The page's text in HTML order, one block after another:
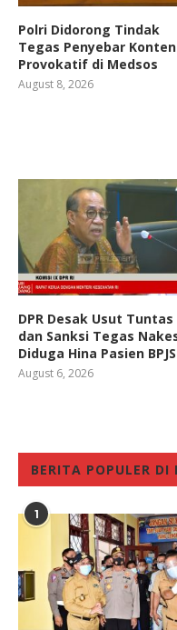
Polri Didorong Tindak
Tegas Penyebar Konten
Provokatif di Medsos
August 8, 2026
DPR Desak Usut Tuntas
dan Sanksi Tegas
Diduga Hina Pasien BPJS
August 6, 2026
BERITA POPULER DI
1